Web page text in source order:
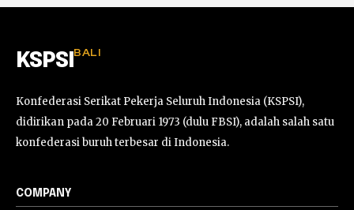
KSPSI BALI
Konfederasi Serikat Pekerja Seluruh Indonesia (KSPSI),
didirikan pada 20 Februari 1973 (dulu FBSI), adalah salah satu
konfederasi buruh terbesar di Indonesia.
COMPANY